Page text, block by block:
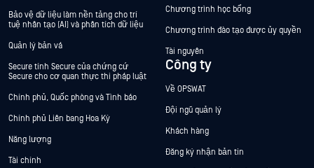
Bảo vệ dữ liệu làm nền tảng cho trí
tuệ nhân tạo (AI) và phân tích dữ liệu
Quản lý bản vá
Secure tính Secure của chứng cứ
Secure cho cơ quan thực thi pháp luật
Chính phủ, Quốc phòng và Tình báo
Chính phủ Liên bang Hoa Kỳ
Năng lượng
Tài chính
Chương trình học bổng
Chương trình đào tạo được ủy quyền
Tài nguyên
Công ty
Về OPSWAT
Đội ngũ quản lý
Khách hàng
Đăng ký nhận bản tin